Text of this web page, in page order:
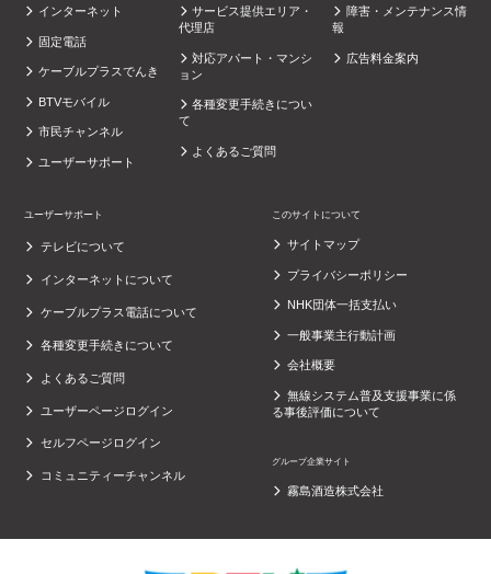
インターネット
固定電話
ケーブルプラスでんき
BTVモバイル
市民チャンネル
ユーザーサポート
サービス提供エリア・
代理店
対応アパート・マンシ
ョン
各種変更手続きについ
て
よくあるご質問
障害・メンテナンス情
報
広告料金案内
ユーザーサポート
テレビについて
インターネットについて
ケーブルプラス電話について
各種変更手続きについて
よくあるご質問
ユーザーページログイン
セルフページログイン
コミュニティーチャンネル
このサイトについて
サイトマップ
プライバシーポリシー
NHK団体一括支払い
一般事業主行動計画
会社概要
無線システム普及支援事業に係
る事後評価について
グループ企業サイト
霧島酒造株式会社